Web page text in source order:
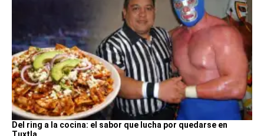
Del ring a la cocina: el sabor que lucha por quedarse en
Tuxtla